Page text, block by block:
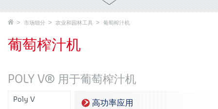
市场细分 农业和园林工具 葡萄榨汁机
葡萄榨汁机
POLY V® 用于葡萄榨汁机
Poly V 高功率应用